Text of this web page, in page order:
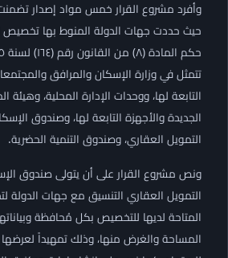
وأفرد مشروع القرار خمس مواد إصدار تضمنت
حيث حددت جهات الدولة المنوط بها تخصيص
تتمثل في وزارة الإسكان والمرافق
التابعة لها، ووحدات الإدارة المحلية، وهيئة
الجديدة والأجهزة التابعة لها، وصندوق
التمويل العقاري، وصندوق التنمية الحضرية.
ونص مشروع القرار على أن يتولى صندوق
التمويل العقاري التنسيق مع جهات الدولة
المتاحة لديها للتخصيص بكل مُحافظة
المساحة والغرض منها، وذلك تمهيداً